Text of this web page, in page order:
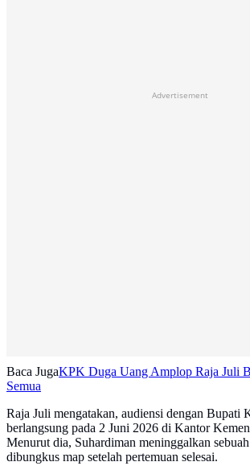
Advertisement
Baca JugaKPK Duga Uang Amplop Raja Juli
Semua
Raja Juli mengatakan, audiensi dengan Bupati
berlangsung pada 2 Juni 2026 di Kantor
Menurut dia, Suhardiman meninggalkan
dibungkus map setelah pertemuan selesai.